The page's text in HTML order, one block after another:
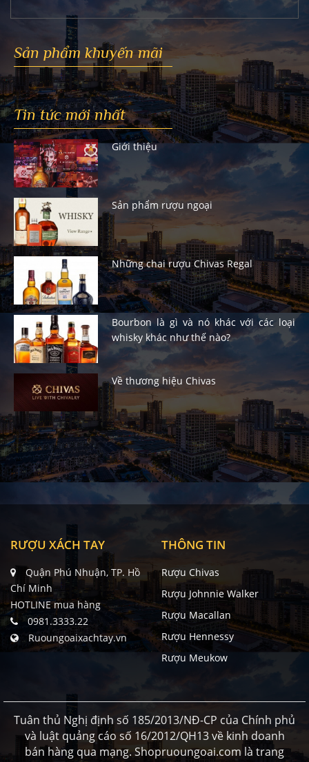
Sản phẩm khuyến mãi
Tin tức mới nhất
Giới thiệu
Sản phẩm rượu ngoại
Những chai rượu Chivas Regal
Bourbon là gì và nó khác với các loại
whisky khác như thế nào?
Về thương hiệu Chivas
RƯỢU XÁCH TAY
Quận Phú Nhuận, TP. Hồ
Chí Minh
HOTLINE mua hàng
0981.3333.22
Ruoungoaixachtay.vn
THÔNG TIN
Rượu Chivas
Rượu Johnnie Walker
Rượu Macallan
Rượu Hennessy
Rượu Meukow
Tuân thủ Nghị định số 185/2013/NĐ-CP của Chính phủ
và luật quảng cáo số 16/2012/QH13 về kinh doanh
bán hàng qua mạng. Shopruoungoai.com là trang